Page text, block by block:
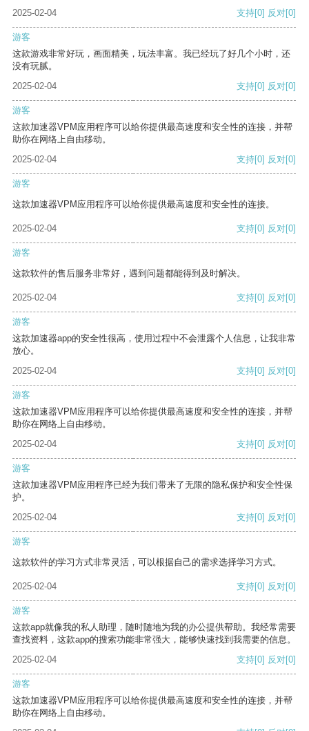
2025-02-04 支持[0] 反对[0]
游客
这款游戏非常好玩，画面精美，玩法丰富。我已经玩了好几个小时，还
没有玩腻。
2025-02-04
支持[0] 反对[0]
游客
这款加速器VPM应用程序可以给你提供最高速度和安全性的连接，并帮
助你在网络上自由移动。
2025-02-04
支持[0] 反对[0]
游客
这款加速器VPM应用程序可以给你提供最高速度和安全性的连接。
2025-02-04 支持[0] 反对[0]
游客
这款软件的售后服务非常好，遇到问题都能得到及时解决。
2025-02-04 支持[0] 反对[0]
游客
这款加速器app的安全性很高，使用过程中不会泄露个人信息，让我非常
放心。
2025-02-04
支持[0] 反对[0]
游客
这款加速器VPM应用程序可以给你提供最高速度和安全性的连接，并帮
助你在网络上自由移动。
2025-02-04
支持[0] 反对[0]
游客
这款加速器VPM应用程序已经为我们带来了无限的隐私保护和安全性保
护。
2025-02-04
支持[0] 反对[0]
游客
这款软件的学习方式非常灵活，可以根据自己的需求选择学习方式。
2025-02-04 支持[0] 反对[0]
游客
这款app就像我的私人助理，随时随地为我的办公提供帮助。我经常需要
查找资料，这款app的搜索功能非常强大，能够快速找到我需要的信息。
2025-02-04
支持[0] 反对[0]
游客
这款加速器VPM应用程序可以给你提供最高速度和安全性的连接，并帮
助你在网络上自由移动。